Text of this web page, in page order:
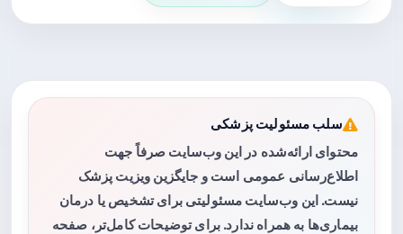
سلب مسئولیت پزشکی
محتوای ارائه‌شده در این وب‌سایت صرفاً جهت
اطلاع‌رسانی عمومی است و جایگزین ویزیت پزشک
نیست. این وب‌سایت مسئولیتی برای تشخیص یا درمان
بیماری‌ها به همراه ندارد. برای توضیحات کامل‌تر، صفحه